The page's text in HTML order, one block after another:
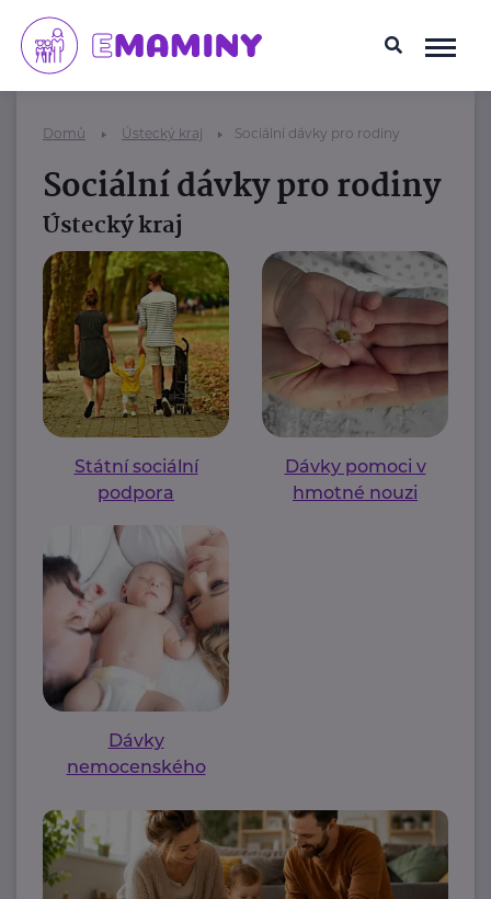
Domů Ústecký kraj Sociální dávky pro rodiny
Sociální dávky pro rodiny
Ústecký kraj
Státní sociální
podpora
Dávky pomoci v
hmotné nouzi
Dávky
nemocenského